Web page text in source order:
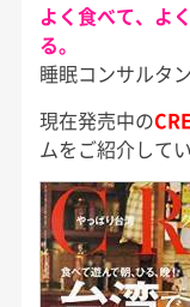
よく食べて、よ
る。
睡眠コンサルタ
現在発売中の
ムをご紹介してい